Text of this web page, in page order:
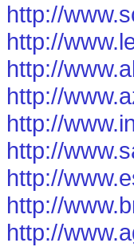
http://
http://
http://
http://
http://
http://
http://
http://
http://